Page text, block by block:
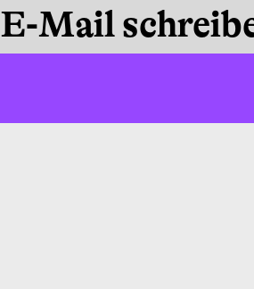
E-Mail